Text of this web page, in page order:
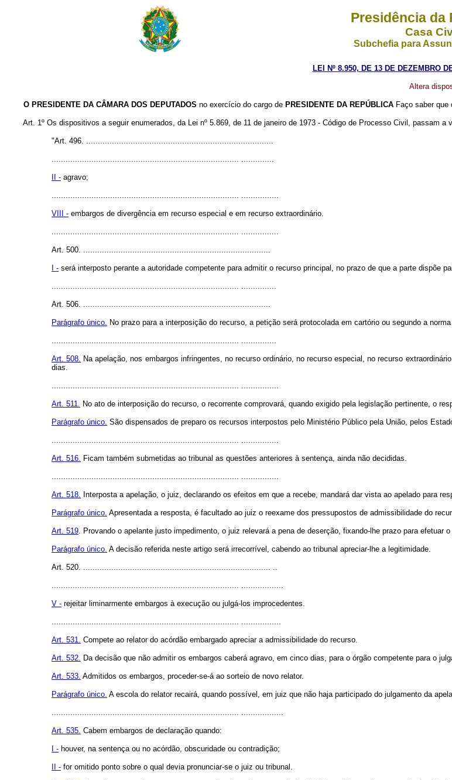
Presidência da
Casa
Subchefia para
LEI Nº 8.950, DE 13 DE DEZEMBRO
Altera
O PRESIDENTE DA CÂMARA DOS DEPUTADOS no exercício do cargo de PRESIDENTE DA REPÚBLICA Faço saber
Art. 1º Os dispositivos a seguir enumerados, da Lei nº 5.869, de 11 de janeiro de 1973 - Código de Processo Civil, passam a
"Art. 496. ................................................................................
................................................................................ ..............
II - agravo;
................................................................................ ................
VIII - embargos de divergência em recurso especial e em recurso extraordinário.
................................................................................ ................
Art. 500. ................................................................................
I - será interposto perante a autoridade competente para admitir o recurso principal, no prazo de que a parte dispõe
................................................................................ ...............
Art. 506. ................................................................................
Parágrafo único. No prazo para a interposição do recurso, a petição será protocolada em cartório ou segundo a
................................................................................ ...............
Art. 508. Na apelação, nos embargos infringentes, no recurso ordinário, no recurso especial, no recurso
dias.
................................................................................ ................
Art. 511. No ato de interposição do recurso, o recorrente comprovará, quando exigido pela legislação pertinente, o
Parágrafo único. São dispensados de preparo os recursos interpostos pelo Ministério Público pela União, pelos
................................................................................ ................
Art. 516. Ficam também submetidas ao tribunal as questões anteriores à sentença, ainda não decididas.
................................................................................ ................
Art. 518. Interposta a apelação, o juiz, declarando os efeitos em que a recebe, mandará dar vista ao apelado para
Parágrafo único. Apresentada a resposta, é facultado ao juiz o reexame dos pressupostos de admissibilidade do
Art. 519. Provando o apelante justo impedimento, o juiz relevará a pena de deserção, fixando-lhe prazo para efetuar o
Parágrafo único. A decisão referida neste artigo será irrecorrível, cabendo ao tribunal apreciar-lhe a legitimidade.
Art. 520. ................................................................................ ..
................................................................................ ..................
V - rejeitar liminarmente embargos à execução ou julgá-los improcedentes.
................................................................................ .................
Art. 531. Compete ao relator do acórdão embargado apreciar a admissibilidade do recurso.
Art. 532. Da decisão que não admitir os embargos caberá agravo, em cinco dias, para o órgão competente para o
Art. 533. Admitidos os embargos, proceder-se-á ao sorteio de novo relator.
Parágrafo único. A escola do relator recairá, quando possível, em juiz que não haja participado do julgamento da
................................................................................ ..................
Art. 535. Cabem embargos de declaração quando:
I - houver, na sentença ou no acórdão, obscuridade ou contradição;
II - for omitido ponto sobre o qual devia pronunciar-se o juiz ou tribunal.